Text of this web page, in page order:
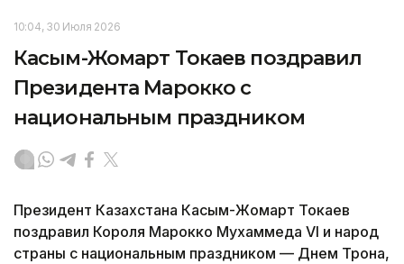
10:04, 30 Июля 2026
Касым-Жомарт Токаев поздравил
Президента Марокко с
национальным праздником
Президент Казахстана Касым-Жомарт Токаев
поздравил Короля Марокко Мухаммеда VI и народ
страны с национальным праздником — Днем Трона,